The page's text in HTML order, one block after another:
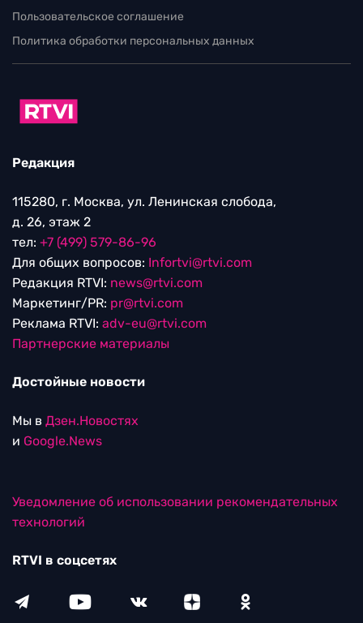
Пользовательское соглашение
Политика обработки персональных данных
Редакция
115280, г. Москва, ул. Ленинская слобода,
д. 26, этаж 2
тел: +7 (499) 579-86-96
Для общих вопросов: Infortvi@rtvi.com
Редакция RTVI: news@rtvi.com
Маркетинг/PR: pr@rtvi.com
Реклама RTVI: adv-eu@rtvi.com
Партнерские материалы
Достойные новости
Мы в Дзен.Новостях
и Google.News
Уведомление об использовании рекомендательных
технологий
RTVI в соцсетях